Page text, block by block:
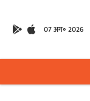
07 अग॰ 2026